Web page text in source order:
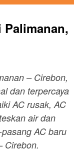
Palimanan,
– Cirebon,
dan terpercaya
AC rusak, AC
air dan
AC baru
Cirebon.